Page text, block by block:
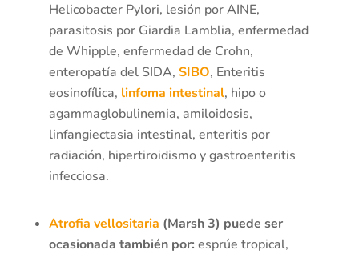
Helicobacter Pylori, lesión por AINE,
parasitosis por Giardia Lamblia, enfermedad
de Whipple, enfermedad de Crohn,
enteropatía del SIDA, SIBO, Enteritis
eosinofílica, linfoma intestinal, hipo o
agammaglobulinemia, amiloidosis,
linfangiectasia intestinal, enteritis por
radiación, hipertiroidismo y gastroenteritis
infecciosa.
Atrofia vellositaria (Marsh 3) puede ser
ocasionada también por: esprúe tropical,